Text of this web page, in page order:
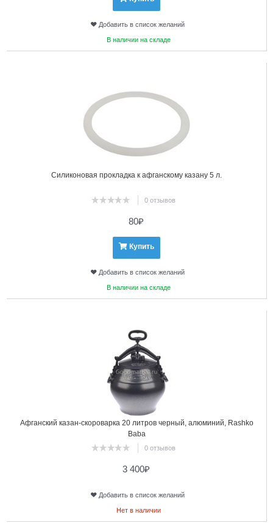
Добавить в список желаний
В наличии на складе
Силиконовая прокладка к афганскому казану 5 л.
0 отзывов
80₽
Купить
Добавить в список желаний
В наличии на складе
Афганский казан-скороварка 20 литров черный, алюминий, Rashko
Baba
0 отзывов
3 400₽
Добавить в список желаний
Нет в наличии